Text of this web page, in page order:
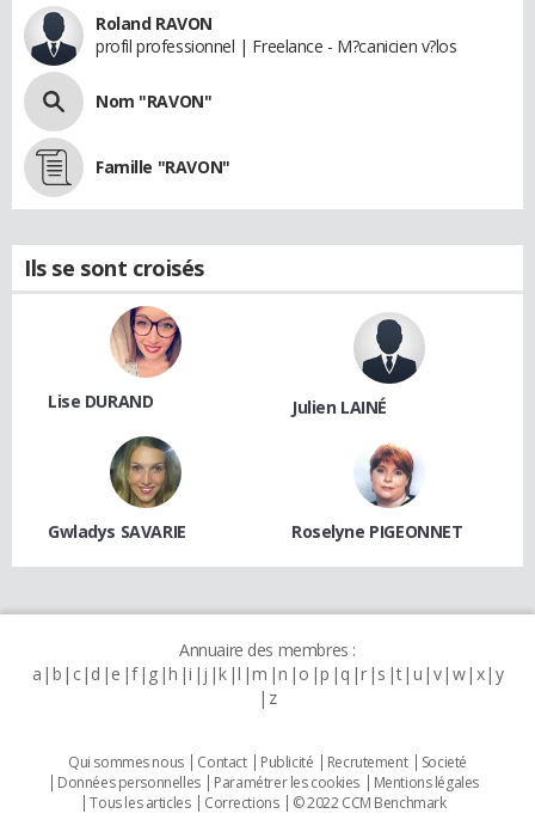
Roland RAVON
profil professionnel | Freelance - M?canicien v?los
Nom "RAVON"
Famille "RAVON"
Ils se sont croisés
Lise DURAND Julien LAINÉ
Gwladys SAVARIE Roselyne PIGEONNET
Annuaire des membres :
a b c d e f g h i j k l m n o p q r s t u v w x y
z
Qui sommes nous Contact Publicité Recrutement
Societé
Données personnelles
Paramétrer les cookies
Mentions légales
Tous les articles
Corrections © 2022 CCM Benchmark